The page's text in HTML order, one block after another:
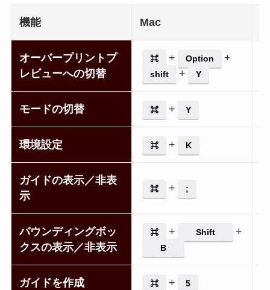
機能 Mac
オーバープリントプ
レビューへの切替
⌘ + Option +
shift + Y
モードの切替 ⌘ + Y
環境設定 ⌘ + K
ガイドの表示／非表
示
⌘ + ;
バウンディングボッ
クスの表示／非表示
⌘ + Shift +
B
ガイドを作成 ⌘ + 5